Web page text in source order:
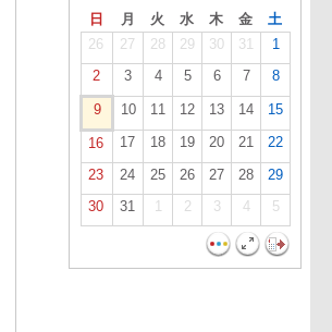
日 月 火 水 木 金
土
26
27 28 29 30 31
1
2
3 4 5 6 7 8
9 10 11 12 13 14 15
16 17 18 19 20 21
22
23
24 25 26 27 28
29
30
31 1 2 3 4 5